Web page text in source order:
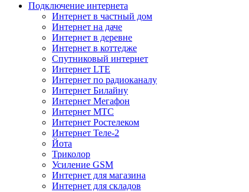
Подключение интернета
Интернет в частный дом
Интернет на даче
Интернет в деревне
Интернет в коттедже
Спутниковый интернет
Интернет LTE
Интернет по радиоканалу
Интернет Билайну
Интернет Мегафон
Интернет МТС
Интернет Ростелеком
Интернет Теле-2
Йота
Триколор
Усиление GSM
Интернет для магазина
Интернет для складов